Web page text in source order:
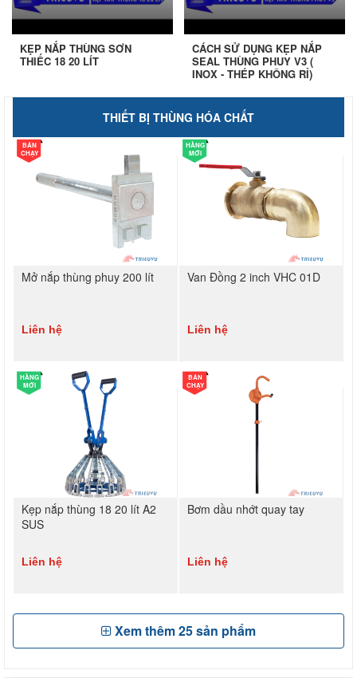
KẸP NẮP THÙNG SƠN
THIẾC 18 20 LÍT
CÁCH SỬ DỤNG KẸP NẮP
SEAL THÙNG PHUY V3 (
INOX - THÉP KHÔNG RỈ)
THIẾT BỊ THÙNG HÓA CHẤT
BÁN
CHẠY
Mở nắp thùng phuy 200 lít
Liên hệ
HÀNG
MỚI
Van Đồng 2 inch VHC 01D
Liên hệ
HÀNG
MỚI
Kẹp nắp thùng 18 20 lít A2
SUS
Liên hệ
BÁN
CHẠY
Bơm dầu nhớt quay tay
Liên hệ
Xem thêm25sản phẩm